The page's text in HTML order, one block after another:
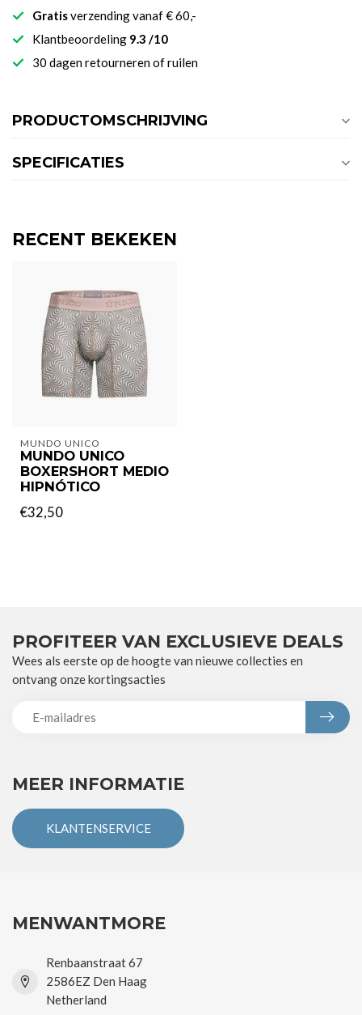
Gratisverzending vanaf € 60,-
Klantbeoordeling 9.3 /10
30 dagen retourneren of ruilen
PRODUCTOMSCHRIJVING
SPECIFICATIES
RECENT BEKEKEN
MUNDO UNICO
MUNDO UNICO
BOXERSHORT MEDIO
HIPNÓTICO
€32,50
MEER INFORMATIE
KLANTENSERVICE
PROFITEER VAN EXCLUSIEVE DEALS
Wees als eerste op de hoogte van nieuwe collecties en
ontvang onze kortingsacties
MENWANTMORE
Renbaanstraat 67
2586EZ Den Haag
Netherland